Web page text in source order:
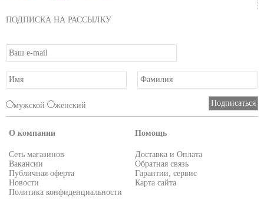
ПОДПИСКА НА РАССЫЛКУ
мужской женский
О компании
Сеть магазинов
Вакансии
Публичная оферта
Новости
Политика конфиденциальности
Помощь
Доставка и Оплата
Обратная связь
Гарантии, сервис
Карта сайта